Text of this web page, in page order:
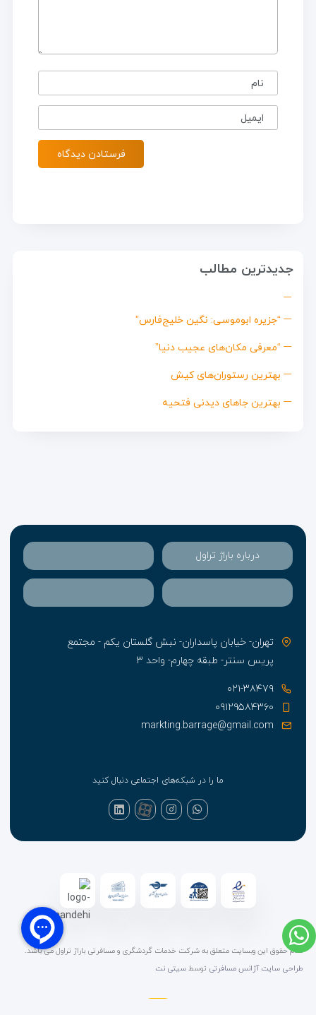
نام
ایمیل
جدیدترین مطالب
“جزیره ابوموسی: نگین خلیج‌فارس”
“معرفی مکان‌های عجیب دنیا”
بهترین رستوران‌های کیش
بهترین جاهای دیدنی فتحیه
درباره باراژ تراول
تهران- خیابان پاسداران- نبش گلستان یکم - مجتمع
پریس سنتر- طبقه چهارم- واحد ۳
۰۲۱-۳۸۴۷۹
۰۹۱۲۹۵۸۴۳۶۰
markting.barrage@gmail.com
ما را در شبکه‌های اجتماعی دنبال کنید
تمام حقوق این وبسایت متعلق به شرکت خدمات گردشگری و مسافرتی باراژ تراول می باشد.
طراحی سایت آژانس مسافرتی توسط سیتی نت